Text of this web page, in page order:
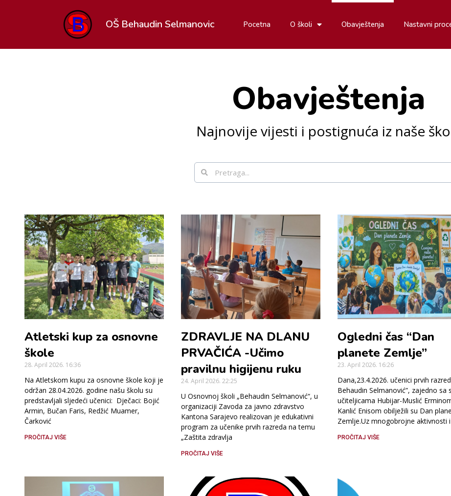
OŠ Behaudin Selmanovic Pocetna O školi Obavještenja Nastavni
Obavještenja
Najnovije vijesti i postignuća iz naše
Atletski kup za osnovne
škole
28. April 2026. 16:36
Na Atletskom kupu za osnovne škole koji je
održan 28.04.2026. godine našu školu su
predstavljali sljedeći učenici: Dječaci: Bojić
Armin, Bučan Faris, Redžić Muamer,
Čarković
PROČITAJ VIŠE
ZDRAVLJE NA DLANU
PRVAČIĆA -Učimo
pravilnu higijenu ruku
24. April 2026. 22:25
U Osnovnoj školi „Behaudin Selmanović“, u
organizaciji Zavoda za javno zdravstvo
Kantona Sarajevo realizovan je edukativni
program za učenike prvih razreda na temu
„Zaštita zdravlja
PROČITAJ VIŠE
Ogledni čas “Dan
planete Zemlje”
23. April 2026. 16:26
Dana,23.4.2026. učenici prvih
Behaudin Selmanović”, zajedno sa
učiteljicama Hubijar-Muslić
Kanlić Enisom obilježili su Dan
Zemlje.Uz mnogobrojne aktivnosti
PROČITAJ VIŠE